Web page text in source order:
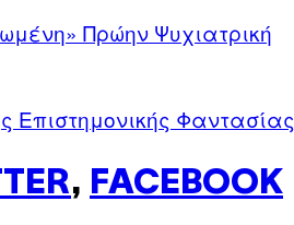
Πρώην Ψυχιατρική
Επιστημονικής Φαντασίας
, FACEBOOK